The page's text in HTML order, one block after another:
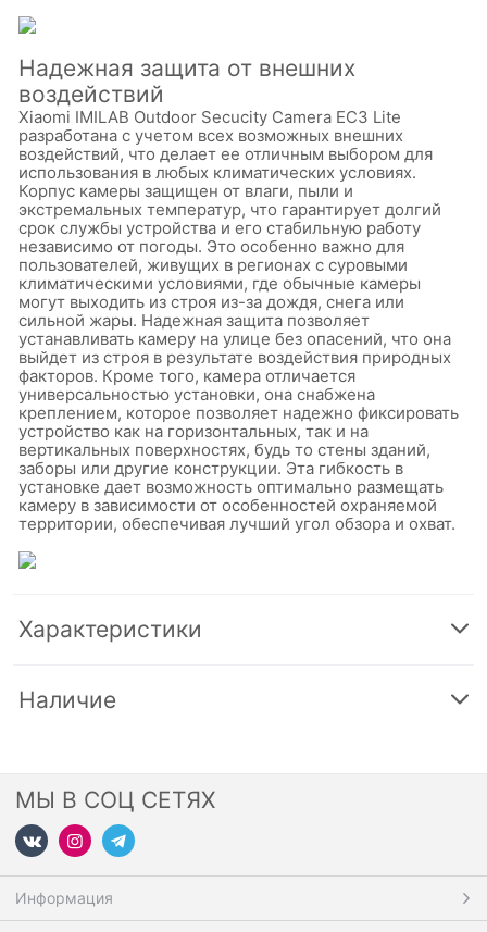
Надежная защита от внешних
воздействий
Xiaomi IMILAB Outdoor Secucity Camera EC3 Lite
разработана с учетом всех возможных внешних
воздействий, что делает ее отличным выбором для
использования в любых климатических условиях.
Корпус камеры защищен от влаги, пыли и
экстремальных температур, что гарантирует долгий
срок службы устройства и его стабильную работу
независимо от погоды. Это особенно важно для
пользователей, живущих в регионах с суровыми
климатическими условиями, где обычные камеры
могут выходить из строя из-за дождя, снега или
сильной жары. Надежная защита позволяет
устанавливать камеру на улице без опасений, что она
выйдет из строя в результате воздействия природных
факторов. Кроме того, камера отличается
универсальностью установки, она снабжена
креплением, которое позволяет надежно фиксировать
устройство как на горизонтальных, так и на
вертикальных поверхностях, будь то стены зданий,
заборы или другие конструкции. Эта гибкость в
установке дает возможность оптимально размещать
камеру в зависимости от особенностей охраняемой
территории, обеспечивая лучший угол обзора и охват.
Характеристики
Наличие
МЫ В СОЦ СЕТЯХ
Информация